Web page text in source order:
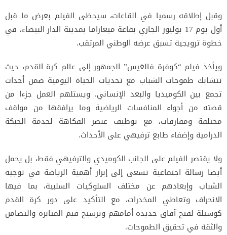
وقبل إطلاقه رسميا في القاعات، سيحظى الفيلم بعرض ما قبل
أول يوم 17 يوليوز الجاري بقاعة ميغاراما بمدينة الدار البيضاء، في
خطوة ترويجية تسبق عرضه الوطني المرتقب.
ويأخذ فيلم “كوفرة فالغيس” الجمهور إلى عالم كرة القدم، حيث
تتشابك طموحات الشباب مع تحديات الحياة اليومية ضمن أحداث
تجمع بين الكوميديا والبعد الإنساني. ويستلهم العمل جزءا من
قصته من أجواء المنافسات الرياضية وما يرافقها من مواقف
مختلفة ومفارقات، مع توظيف عنصر الفكاهة لخدمة الحبكة
الدرامية وإضفاء طابع ترفيهي على الأحداث.
ولا يقتصر الفيلم على الجانب الكوميدي والترفيهي فقط، بل يحمل
أيضا رسالة اجتماعية تسعى إلى إبراز أهمية الرياضة في توجيه
الشباب وإبعادهم عن مختلف السلوكيات السلبية، بما فيها
الانحراف وتعاطي المخدرات، مع التأكيد على دور كرة القدم
كوسيلة لفتح آفاق جديدة أمامهم وترسيخ قيم المثابرة والتضامن
والثقة في تحقيق الطموحات.